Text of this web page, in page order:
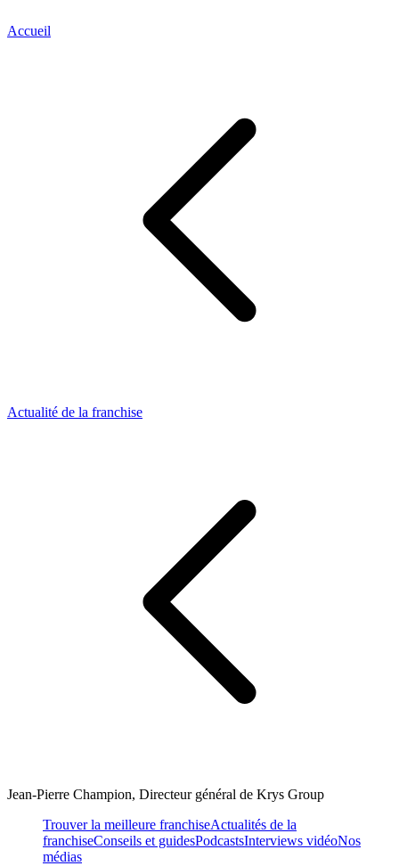
Accueil
Actualité de la franchise
Jean-Pierre Champion, Directeur général de Krys Group
Trouver la meilleure franchiseActualités de la
franchiseConseils et guidesPodcastsInterviews vidéoNos
médias